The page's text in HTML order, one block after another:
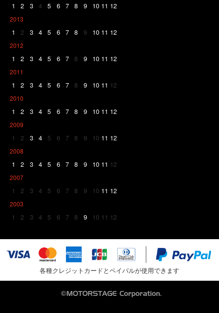
1 2 3 4 5 6 7 8 9 10 11 12
2013
1 2 3 4 5 6 7 8 9 10 11 12
2012
1 2 3 4 5 6 7 8 9 10 11 12
2011
1 2 3 4 5 6 7 8 9 10 11 12
2010
1 2 3 4 5 6 7 8 9 10 11 12
2009
1 2 3 4 5 6 7 8 9 10 11 12
2008
1 2 3 4 5 6 7 8 9 10 11 12
2007
1 2 3 4 5 6 7 8 9 10 11 12
2003
1 2 3 4 5 6 7 8 9 10 11 12
各種クレジットカードとペイパルが使用できます